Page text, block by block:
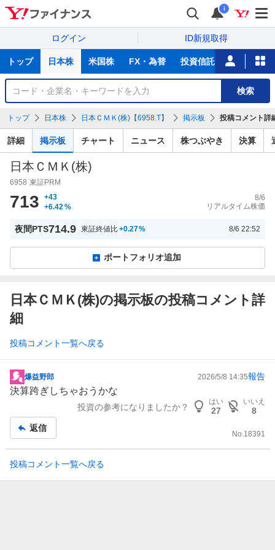
i
ログイン ID新規取得
サ
トップ 日本株 米国株 FX・為替 投資信託 ニュース
銘
検
索
検索
トップ 日本株 日本ＣＭＫ(株)【6958.T】 掲示板 投稿コメント詳
詳細 掲示板 チャート ニュース 株つぶやき 決算
日本ＣＭＫ(株)
6958 東証PRM
713
+43
+6.42 %
8/6
リアルタイム株価
夜間PTS714.9 東証終値比+0.27% 8/6 22:52
ポートフォリオ追加
日本ＣＭＫ(株)の掲示板の投稿コメント詳
細
投稿コメント一覧へ戻る
掲
示
事
爆益野郎 2026/5/8 14:35報告
決算跨ぎしちゃおうかな
投資の参考になりましたか？
はい
27
いいえ
8
返信
No.18391
投稿コメント一覧へ戻る